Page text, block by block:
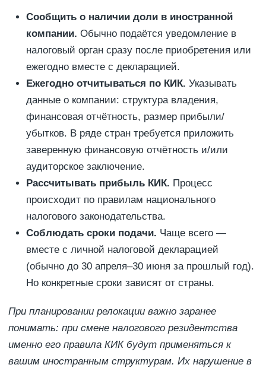
Сообщить о наличии доли в иностранной
компании. Обычно подаётся уведомление в
налоговый орган сразу после приобретения или
ежегодно вместе с декларацией.
Ежегодно отчитываться по КИК. Указывать
данные о компании: структура владения,
финансовая отчётность, размер прибыли/
убытков. В ряде стран требуется приложить
заверенную финансовую отчётность и/или
аудиторское заключение.
Рассчитывать прибыль КИК. Процесс
происходит по правилам национального
налогового законодательства.
Соблюдать сроки подачи. Чаще всего —
вместе с личной налоговой декларацией
(обычно до 30 апреля–30 июня за прошлый год).
Но конкретные сроки зависят от страны.
При планировании релокации важно заранее
понимать: при смене налогового резидентства
именно его правила КИК будут применяться к
вашим иностранным структурам. Их нарушение в